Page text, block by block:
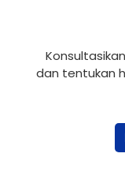
dan tentukan